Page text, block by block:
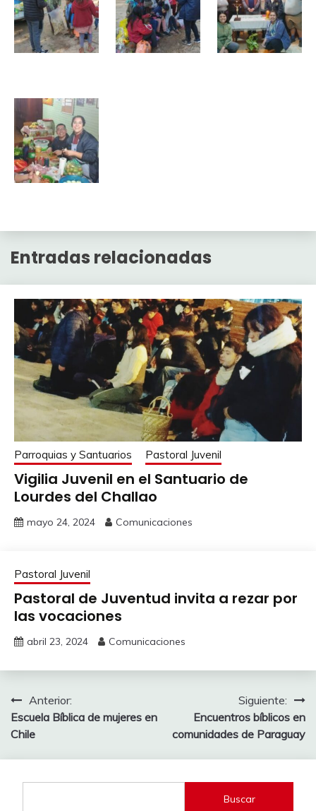
Entradas relacionadas
Parroquias y Santuarios Pastoral Juvenil
Vigilia Juvenil en el Santuario de
Lourdes del Challao
mayo 24, 2024 Comunicaciones
Pastoral Juvenil
Pastoral de Juventud invita a rezar por
las vocaciones
abril 23, 2024 Comunicaciones
Navegación
de
entradas
Anterior:
Escuela Bíblica de mujeres en
Chile
Siguiente:
Encuentros bíblicos en
comunidades de Paraguay
Buscar